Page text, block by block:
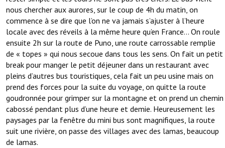
nous chercher aux aurores, sur le coup de 4h du matin, on
commence à se dire que l’on ne va jamais s’ajuster à l’heure
locale avec des réveils à la même heure qu’en France… On roule
ensuite 2h sur la route de Puno, une route carrossable remplie
de « topes » qui nous secoue dans tous les sens. On fait un petit
break pour manger le petit déjeuner dans un restaurant avec
pleins d’autres bus touristiques, cela fait un peu usine mais on
prend des forces pour la suite du voyage, on quitte la route
goudronnée pour grimper sur la montagne et on prend un chemin
cabossé pendant plus d’une heure et demie. Heureusement les
paysages par la fenêtre du mini bus sont magnifiques, la route
suit une rivière, on passe des villages avec des lamas, beaucoup
de lamas.